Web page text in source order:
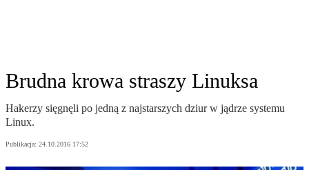
Brudna krowa straszy Linuksa
Hakerzy sięgnęli po jedną z najstarszych dziur w jądrze systemu
Linux.
Publikacja: 24.10.2016 17:52